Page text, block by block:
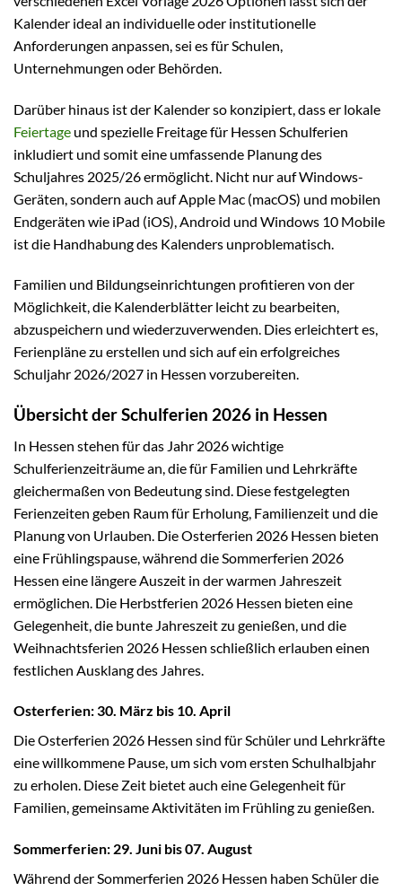
Kalender ideal an individuelle oder institutionelle
Anforderungen anpassen, sei es für Schulen,
Unternehmungen oder Behörden.
Darüber hinaus ist der Kalender so konzipiert, dass er lokale
Feiertage und spezielle Freitage für Hessen Schulferien
inkludiert und somit eine umfassende Planung des
Schuljahres 2025/26 ermöglicht. Nicht nur auf Windows-
Geräten, sondern auch auf Apple Mac (macOS) und mobilen
Endgeräten wie iPad (iOS), Android und Windows 10 Mobile
ist die Handhabung des Kalenders unproblematisch.
Familien und Bildungseinrichtungen profitieren von der
Möglichkeit, die Kalenderblätter leicht zu bearbeiten,
abzuspeichern und wiederzuverwenden. Dies erleichtert es,
Ferienpläne zu erstellen und sich auf ein erfolgreiches
Schuljahr 2026/2027 in Hessen vorzubereiten.
Übersicht der Schulferien 2026 in Hessen
In Hessen stehen für das Jahr 2026 wichtige
Schulferienzeiträume an, die für Familien und Lehrkräfte
gleichermaßen von Bedeutung sind. Diese festgelegten
Ferienzeiten geben Raum für Erholung, Familienzeit und die
Planung von Urlauben. Die Osterferien 2026 Hessen bieten
eine Frühlingspause, während die Sommerferien 2026
Hessen eine längere Auszeit in der warmen Jahreszeit
ermöglichen. Die Herbstferien 2026 Hessen bieten eine
Gelegenheit, die bunte Jahreszeit zu genießen, und die
Weihnachtsferien 2026 Hessen schließlich erlauben einen
festlichen Ausklang des Jahres.
Osterferien: 30. März bis 10. April
Die Osterferien 2026 Hessen sind für Schüler und Lehrkräfte
eine willkommene Pause, um sich vom ersten Schulhalbjahr
zu erholen. Diese Zeit bietet auch eine Gelegenheit für
Familien, gemeinsame Aktivitäten im Frühling zu genießen.
Sommerferien: 29. Juni bis 07. August
Während der Sommerferien 2026 Hessen haben Schüler die